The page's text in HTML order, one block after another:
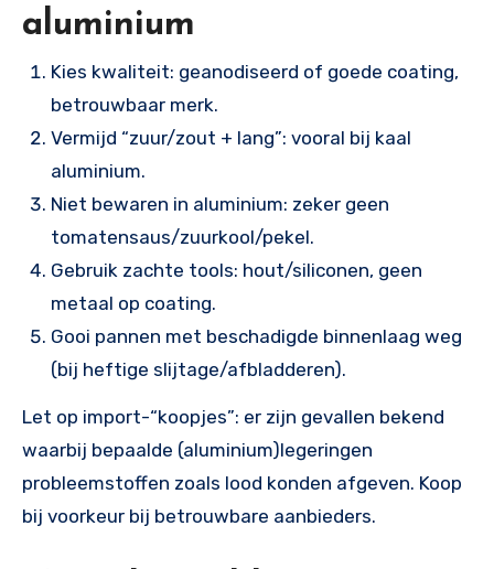
aluminium
Kies kwaliteit: geanodiseerd of goede coating,
betrouwbaar merk.
Vermijd “zuur/zout + lang”: vooral bij kaal
aluminium.
Niet bewaren in aluminium: zeker geen
tomatensaus/zuurkool/pekel.
Gebruik zachte tools: hout/siliconen, geen
metaal op coating.
Gooi pannen met beschadigde binnenlaag weg
(bij heftige slijtage/afbladderen).
Let op import-“koopjes”: er zijn gevallen bekend
waarbij bepaalde (aluminium)legeringen
probleemstoffen zoals lood konden afgeven. Koop
bij voorkeur bij betrouwbare aanbieders.